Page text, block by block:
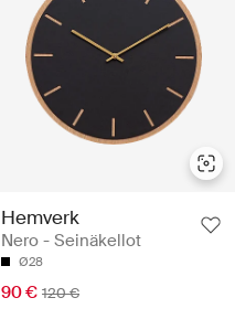
Hemverk
Nero - Seinäkellot
Ø28
90 € 120 €